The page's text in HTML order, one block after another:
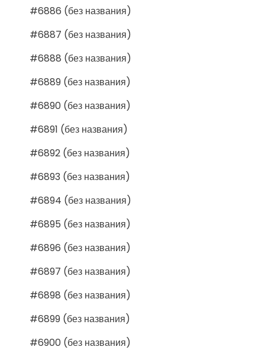
#6886 (без названия)
#6887 (без названия)
#6888 (без названия)
#6889 (без названия)
#6890 (без названия)
#6891 (без названия)
#6892 (без названия)
#6893 (без названия)
#6894 (без названия)
#6895 (без названия)
#6896 (без названия)
#6897 (без названия)
#6898 (без названия)
#6899 (без названия)
#6900 (без названия)